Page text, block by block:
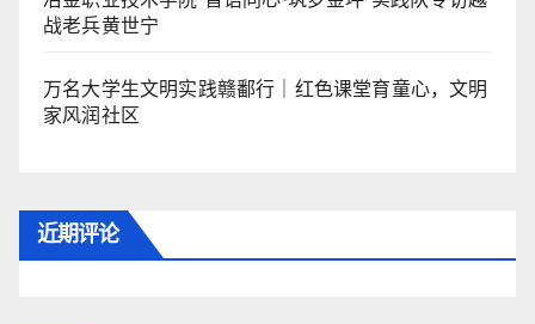
战老兵黄世宁
万名大学生文明实践赣鄱行｜红色课堂育童心，文明
家风润社区
近期评论